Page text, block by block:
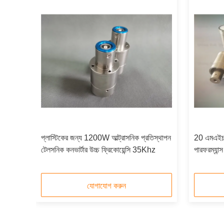
প্লাস্টিকের জন্য 1200W আল্ট্রাসনিক প্রতিস্থাপন
টেলসনিক কনভার্টার উচ্চ ফ্রিকোয়েন্সি 35Khz
যোগাযোগ করুন
20